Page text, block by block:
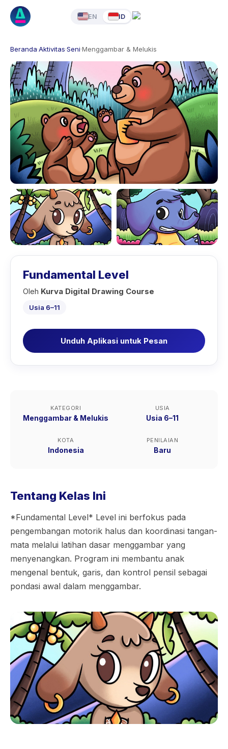
EN ID
Beranda·Aktivitas·Seni·Menggambar & Melukis
Fundamental Level
Oleh Kurva Digital Drawing Course
Usia 6–11
Unduh Aplikasi untuk Pesan
KATEGORI
Menggambar & Melukis
USIA
Usia 6–11
KOTA
Indonesia
PENILAIAN
Baru
Tentang Kelas Ini
*Fundamental Level* Level ini berfokus pada
pengembangan motorik halus dan koordinasi tangan-
mata melalui latihan dasar menggambar yang
menyenangkan. Program ini membantu anak
mengenal bentuk, garis, dan kontrol pensil sebagai
pondasi awal dalam menggambar.